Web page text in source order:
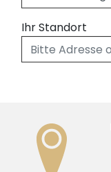
Ihr Standort